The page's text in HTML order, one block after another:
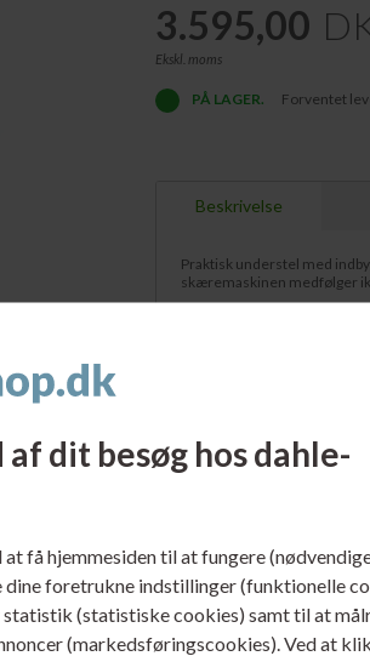
af dit besøg hos dahle-
få hjemmesiden til at fungere
dine foretrukne indstillinger (funktionelle
(statistiske cookies) samt til at
(markedsføringscookies). Ved at
3.595,00
Ekskl. moms
PÅ LAGER. Forventet
Beskrivelse
Praktisk understel med
skæremaskinen medfølger